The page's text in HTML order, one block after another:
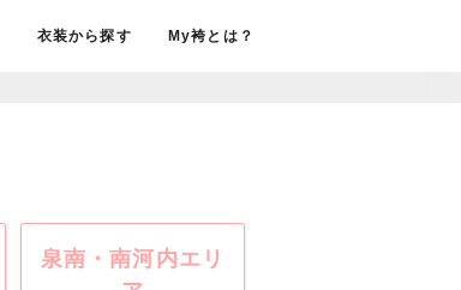
衣装から探す My袴とは？
泉南・南河内エリ